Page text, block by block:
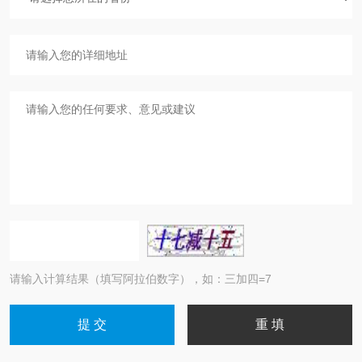
请输入计算结果（填写阿拉伯数字），如：三加四=7